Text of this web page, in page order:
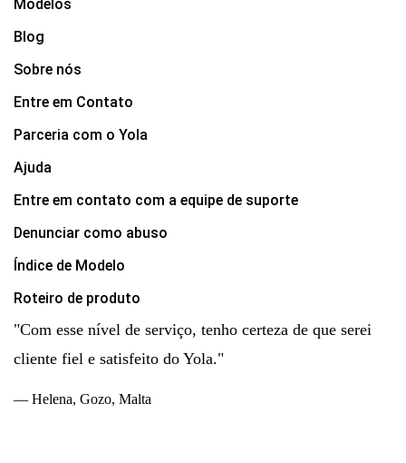
Modelos
Blog
Sobre nós
Entre em Contato
Parceria com o Yola
Ajuda
Entre em contato com a equipe de suporte
Denunciar como abuso
Índice de Modelo
Roteiro de produto
"Com esse nível de serviço, tenho certeza de que serei
cliente fiel e satisfeito do Yola."
— Helena, Gozo, Malta